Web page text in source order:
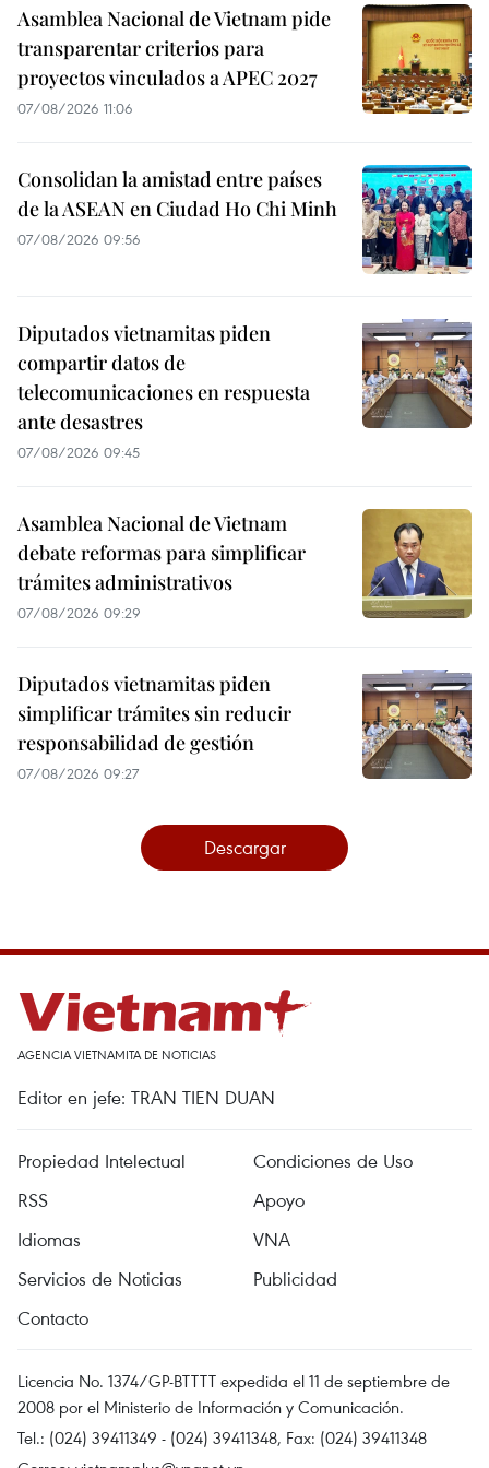
Asamblea Nacional de Vietnam pide
transparentar criterios para
proyectos vinculados a APEC 2027
07/08/2026 11:06
Consolidan la amistad entre países
de la ASEAN en Ciudad Ho Chi Minh
07/08/2026 09:56
Diputados vietnamitas piden
compartir datos de
telecomunicaciones en respuesta
ante desastres
07/08/2026 09:45
Asamblea Nacional de Vietnam
debate reformas para simplificar
trámites administrativos
07/08/2026 09:29
Diputados vietnamitas piden
simplificar trámites sin reducir
responsabilidad de gestión
07/08/2026 09:27
Descargar
AGENCIA VIETNAMITA DE NOTICIAS
Editor en jefe: TRAN TIEN DUAN
Propiedad Intelectual
Condiciones de Uso
RSS
Apoyo
Idiomas
VNA
Servicios de Noticias
Publicidad
Contacto
Licencia No. 1374/GP-BTTTT expedida el 11 de septiembre de
2008 por el Ministerio de Información y Comunicación.
Tel.: (024) 39411349 - (024) 39411348, Fax: (024) 39411348